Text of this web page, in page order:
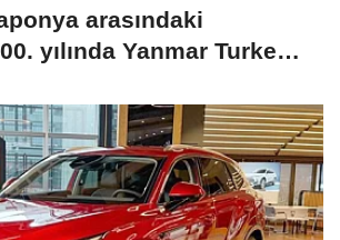
arasındaki
yılında Yanmar Turkey